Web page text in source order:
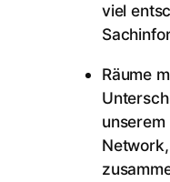
viel
Räume